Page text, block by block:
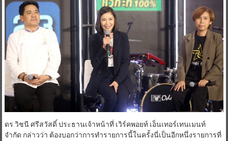
ดร.วิชนี ศรีสวัสดิ์ ประธานเจ้าหน้าที่ เวิร์คพอยท์ เอ็นเทอร์เทนเมนท์
จำกัด กล่าวว่า ต้องบอกว่าการทำรายการนี้ในครั้งนี่เป็นอีกหนึ่งรายการที่